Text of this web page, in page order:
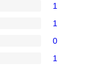
1
1
0
1